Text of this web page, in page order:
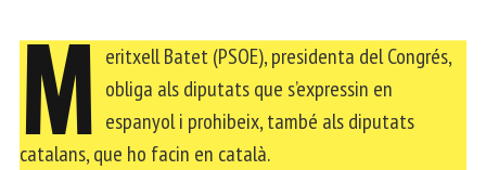
M eritxell Batet (PSOE), presidenta del Congrés,
obliga als diputats que s’expressin en
espanyol i prohibeix, també als diputats
catalans, que ho facin en català.